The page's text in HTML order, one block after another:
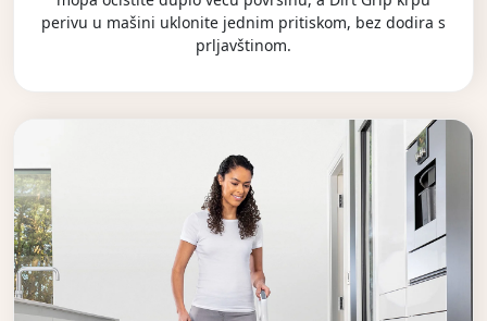
perivu u mašini uklonite jednim pritiskom, bez dodira s
prljavštinom.